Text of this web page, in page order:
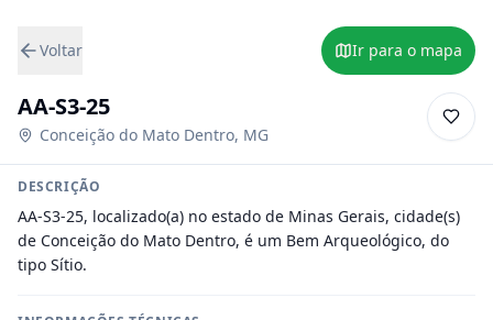
Voltar Ir para o mapa
AA-S3-25
Conceição do Mato Dentro, MG
DESCRIÇÃO
AA-S3-25, localizado(a) no estado de Minas Gerais, cidade(s)
de Conceição do Mato Dentro, é um Bem Arqueológico, do
tipo Sítio.